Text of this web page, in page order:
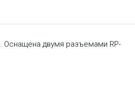
. Оснащена двумя разъемами RP-